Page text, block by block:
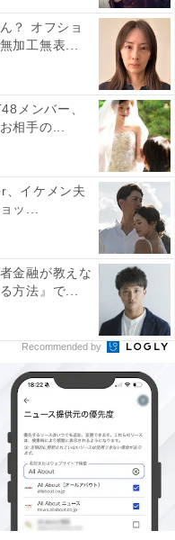
？ オフショ
加工無表...
メンバー、
相手の...
、イケメン夫
ッ...
金融が教えな
方法』で...
Recommended by